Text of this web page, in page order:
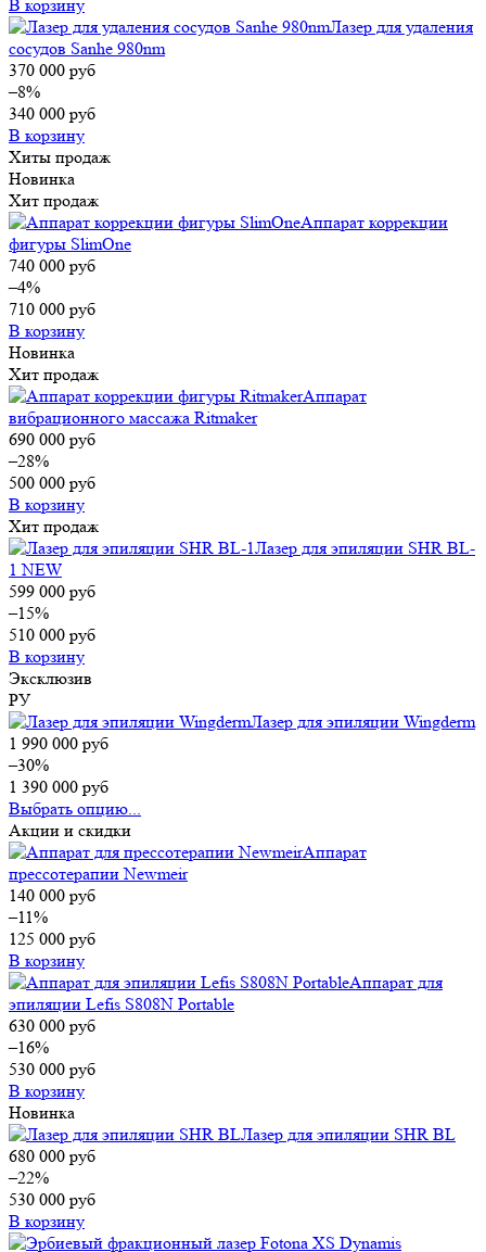
В корзину
Лазер для удаления
сосудов Sanhe 980nm
370 000 руб
–8%
340 000 руб
В корзину
Хиты продаж
Новинка
Хит продаж
Аппарат коррекции
фигуры SlimOne
740 000 руб
–4%
710 000 руб
В корзину
Новинка
Хит продаж
Аппарат
вибрационного массажа Ritmaker
690 000 руб
–28%
500 000 руб
В корзину
Хит продаж
Лазер для эпиляции SHR BL-
1 NEW
599 000 руб
–15%
510 000 руб
В корзину
Эксклюзив
РУ
Лазер для эпиляции Wingderm
1 990 000 руб
–30%
1 390 000 руб
Выбрать опцию...
Акции и скидки
Аппарат
прессотерапии Newmeir
140 000 руб
–11%
125 000 руб
В корзину
Аппарат для
эпиляции Lefis S808N Portable
630 000 руб
–16%
530 000 руб
В корзину
Новинка
Лазер для эпиляции SHR BL
680 000 руб
–22%
530 000 руб
В корзину